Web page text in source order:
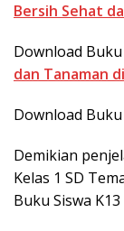
Bersih Sehat
Download Buku
dan Tanaman
Download Buku
Demikian
Kelas 1 SD
Buku Siswa